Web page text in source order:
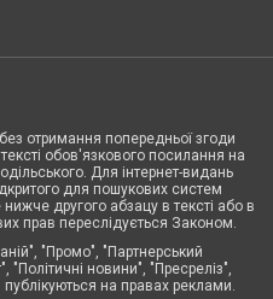
отримання попередньої згоди
обов'язкового посилання на
Для інтернет-видань
для пошукових систем
нижче другого абзацу в тексті або в
прав переслідується Законом.
"Промо", "Партнерський
"Політичні новини", "Пресреліз",
на правах реклами.